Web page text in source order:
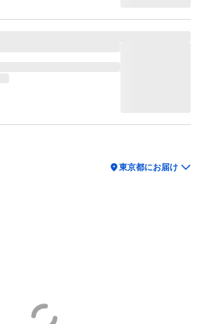
location_on東京都にお届け